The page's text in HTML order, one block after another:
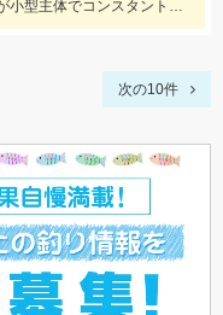
満潮前からの釣行で赤潮ありましたが小型主体でコンスタントにあたりがありました
次の10件